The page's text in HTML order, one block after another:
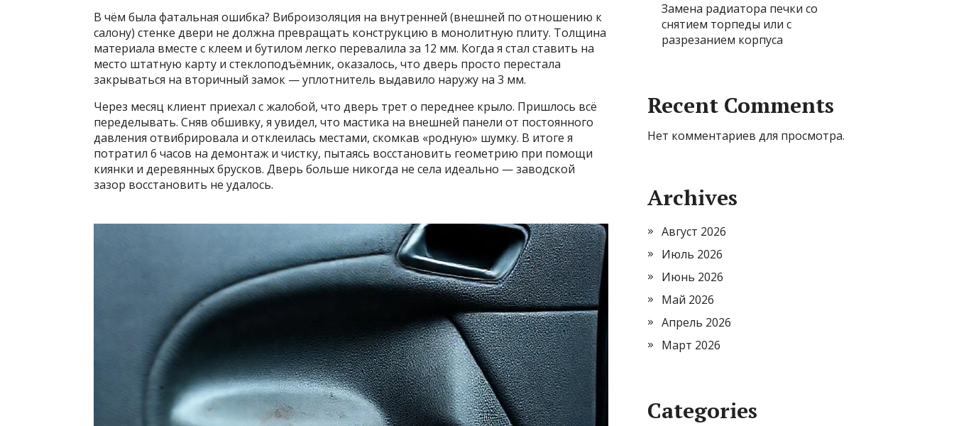
В чём была фатальная ошибка? Виброизоляция на внутренней (внешней по отношению к
салону) стенке двери не должна превращать конструкцию в монолитную плиту. Толщина
материала вместе с клеем и бутилом легко перевалила за 12 мм. Когда я стал ставить на
место штатную карту и стеклоподъёмник, оказалось, что дверь просто перестала
закрываться на вторичный замок — уплотнитель выдавило наружу на 3 мм.
Через месяц клиент приехал с жалобой, что дверь трет о переднее крыло. Пришлось всё
переделывать. Сняв обшивку, я увидел, что мастика на внешней панели от постоянного
давления отвибрировала и отклеилась местами, скомкав «родную» шумку. В итоге я
потратил 6 часов на демонтаж и чистку, пытаясь восстановить геометрию при помощи
киянки и деревянных брусков. Дверь больше никогда не села идеально — заводской
зазор восстановить не удалось.
Замена радиатора печки со
снятием торпеды или с
разрезанием корпуса
Recent Comments
Нет комментариев для просмотра.
Archives
Август 2026
Июль 2026
Июнь 2026
Май 2026
Апрель 2026
Март 2026
Categories